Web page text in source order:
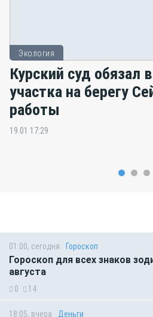
Экология
Курский суд обязал
участка на берегу
работы
19.01 17:29
01:00, сегодня Гороскоп
Гороскоп для всех знаков
августа
0 14
18:05, вчера Деньги